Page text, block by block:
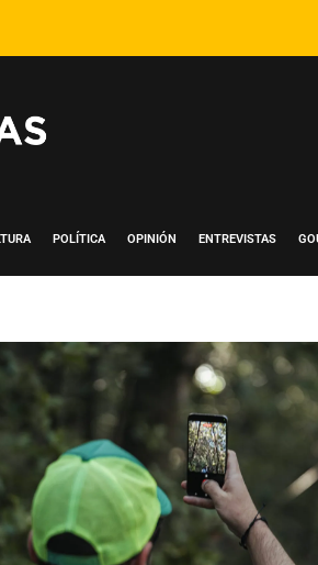
POLÍTICA OPINIÓN ENTREVISTAS